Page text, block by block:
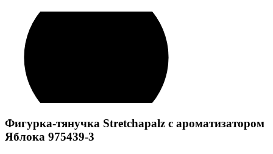
Фигурка-тянучка Stretchapalz с ароматизатором
Яблока 975439-3